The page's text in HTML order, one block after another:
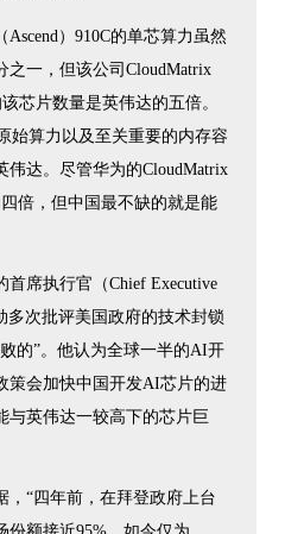
）910C的单芯算力虽然
之一，但该公司CloudMatrix
芯片数量是英伟达的五倍。
始算力以及至关重要的内存容
伟达。尽管华为的CloudMatrix
倍，但中国最不缺的就是能
席执行官（Chief Executive
多次批评美国政府的技术封锁
的”。他认为全球一半的AI开
策会加快中国开发AI芯片的进
与英伟达一较高下的芯片巨
，“四年前，在拜登政府上台